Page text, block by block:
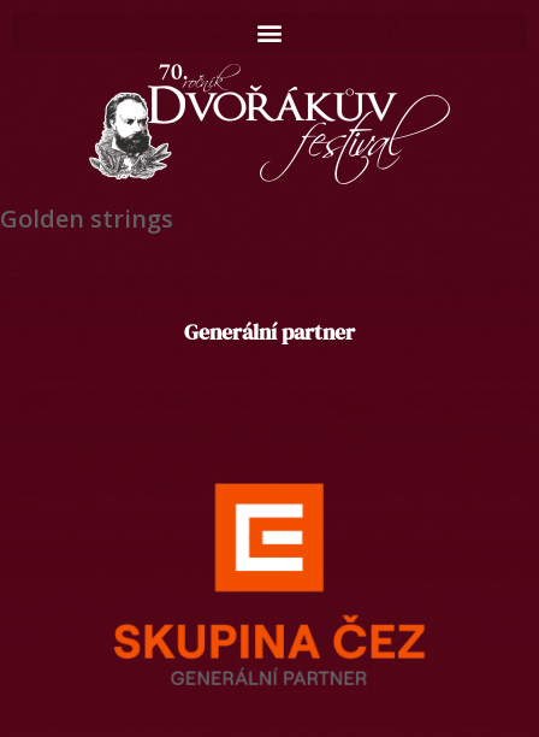
Koncerty
Golden strings
Generální partner